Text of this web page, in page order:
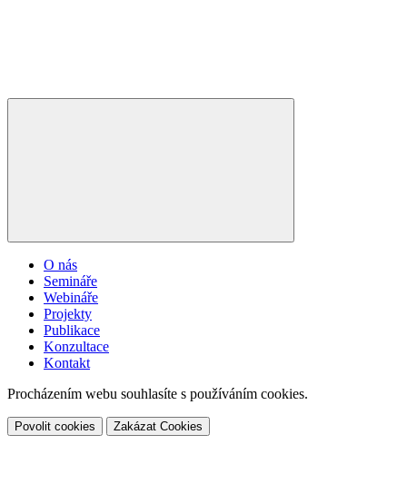
O nás
Semináře
Webináře
Projekty
Publikace
Konzultace
Kontakt
Procházením webu souhlasíte s používáním cookies.
Povolit cookies Zakázat Cookies